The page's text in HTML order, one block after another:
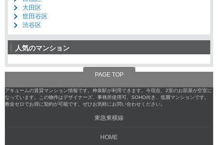
大田区
世田谷区
渋谷区
人気のマンション
PAGE TOP
アキュームの賃貸マンション情報です。神泉駅が利用できます。今現在、2室のお部屋が空室に
なっています。この物件はデザイナーズ、事務所使用可、SOHO向き、低層マンションです。
敷金ゼロでお得に契約が可能です。ぜひお気軽にお問い合わせください。
東急東横線
HOME